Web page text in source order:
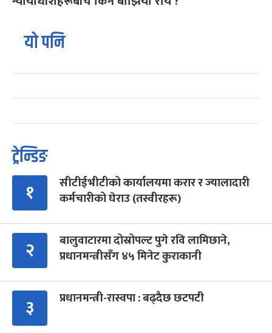
यो पनि
ट्रेन्डिङ
१
सीटीईभीटीको कार्यालयमा करार र ज्यालादारी
कर्मचारीको घेराउ (तस्वीरहरू)
२
बालुवाटारमा दोस्रोपल्ट पुगे रवि लामिछाने,
प्रधानमन्त्रीसँग ४५ मिनेट कुराकानी
३ प्रधानमन्त्री-रास्वपा : बढ्दैछ छटपटी